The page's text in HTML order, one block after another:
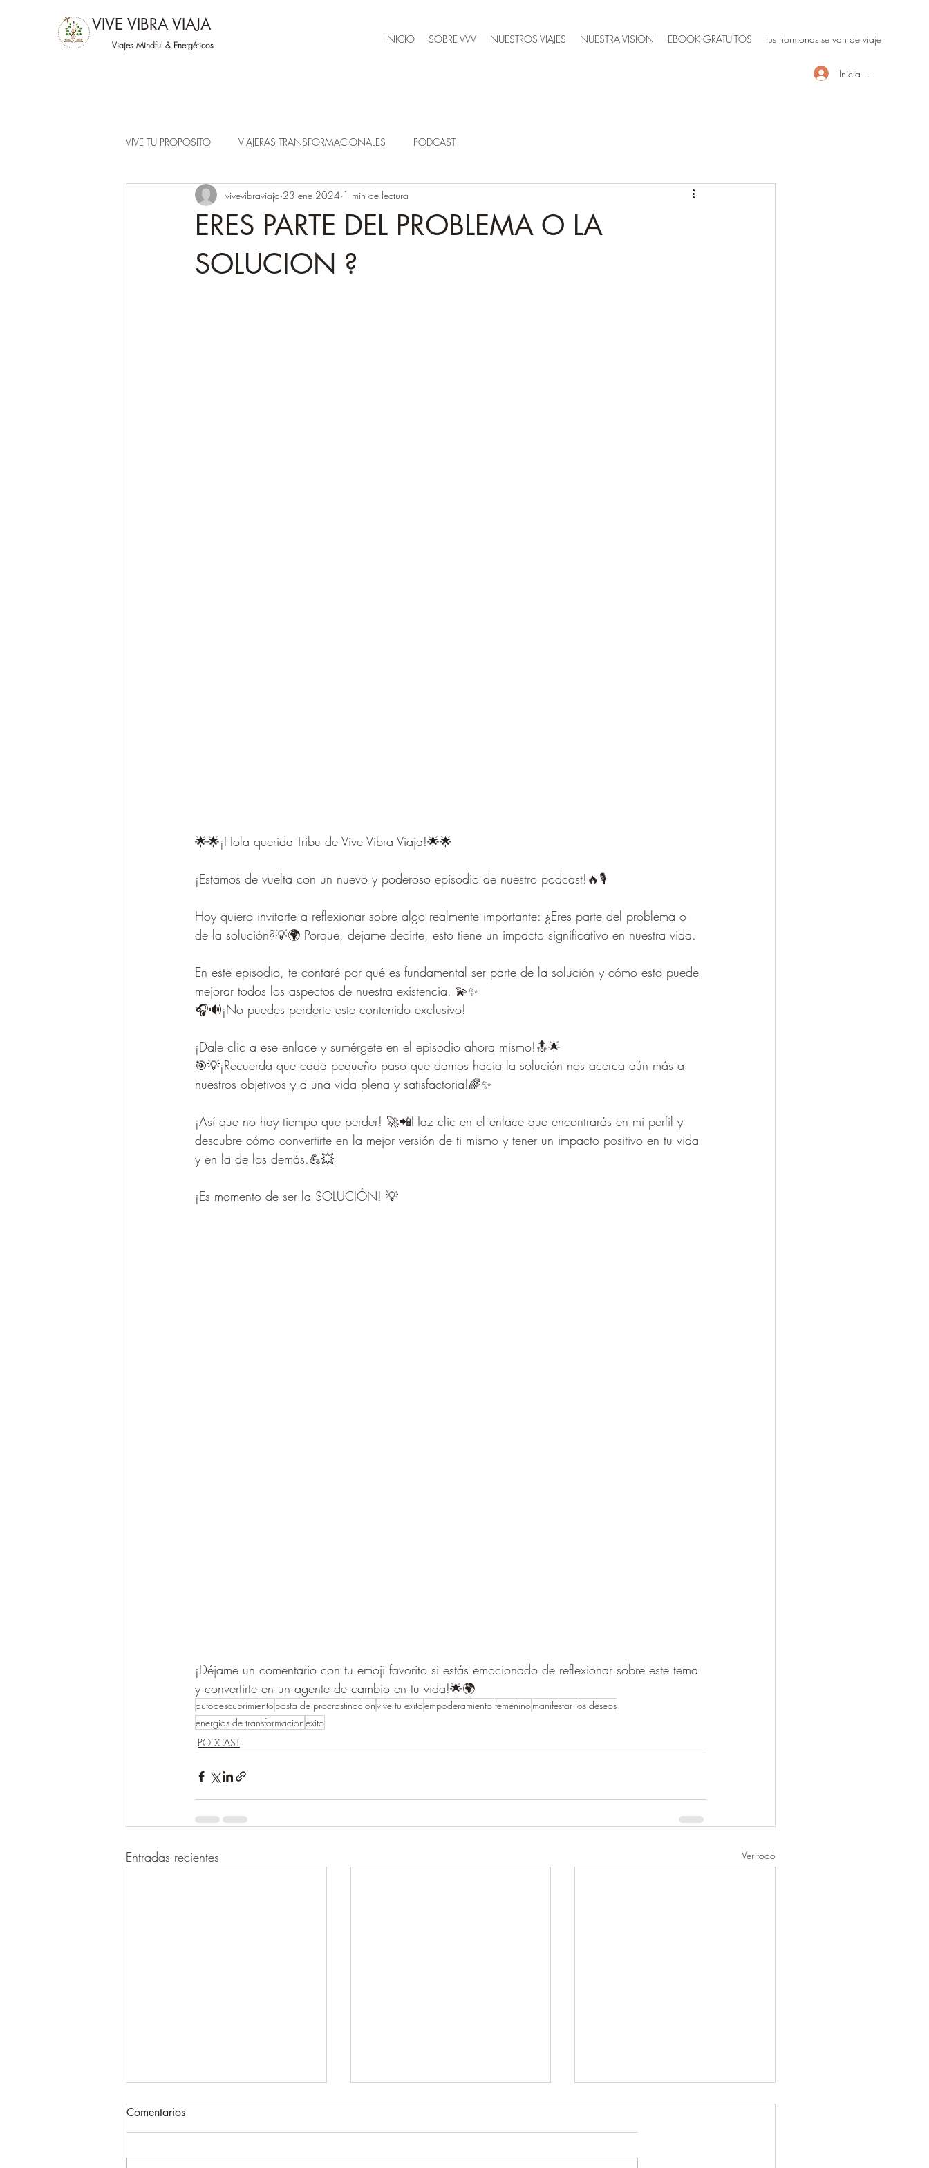
VIVE VIBRA VIAJA
Viajes Mindful & Energéticos INICIO SOBRE VVV NUESTROS VIAJES NUESTRA VISION EBOOK GRATUITOS tus hormonas se van de viaje
Iniciar sesión
VIVE TU PROPOSITO VIAJERAS TRANSFORMACIONALES PODCAST
ERES PARTE DEL PROBLEMA O LA
SOLUCION ?
vivevibraviaja 23 ene 2024 1 min de lectura
🌟🌟¡Hola querida Tribu de Vive Vibra Viaja!🌟🌟
¡Estamos de vuelta con un nuevo y poderoso episodio de nuestro podcast!🔥🎙️
Hoy quiero invitarte a reflexionar sobre algo realmente importante: ¿Eres parte del problema o
de la solución?💡🌍 Porque, dejame decirte, esto tiene un impacto significativo en nuestra vida.
En este episodio, te contaré por qué es fundamental ser parte de la solución y cómo esto puede
mejorar todos los aspectos de nuestra existencia. 💫✨
🎧🔊¡No puedes perderte este contenido exclusivo!
¡Dale clic a ese enlace y sumérgete en el episodio ahora mismo!🔝🌟
🎯💡¡Recuerda que cada pequeño paso que damos hacia la solución nos acerca aún más a
nuestros objetivos y a una vida plena y satisfactoria!🌈✨
¡Así que no hay tiempo que perder! 🚀📲Haz clic en el enlace que encontrarás en mi perfil y
descubre cómo convertirte en la mejor versión de ti mismo y tener un impacto positivo en tu vida
y en la de los demás.💪💥
¡Es momento de ser la SOLUCIÓN! 💡
¡Déjame un comentario con tu emoji favorito si estás emocionado de reflexionar sobre este tema
y convertirte en un agente de cambio en tu vida!🌟🌍
autodescubrimientobasta de procrastinacionvive tu exitoempoderamiento femeninomanifestar los deseos
energias de transformacionexito
PODCAST
Entradas recientes Ver todo
Comentarios